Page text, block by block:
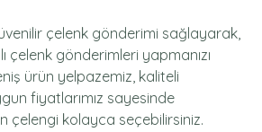
çelenk gönderimi sağlayarak,
çelenk gönderimleri yapmanızı
ürün yelpazemiz, kaliteli
fiyatlarımız sayesinde
çelengi kolayca seçebilirsiniz.